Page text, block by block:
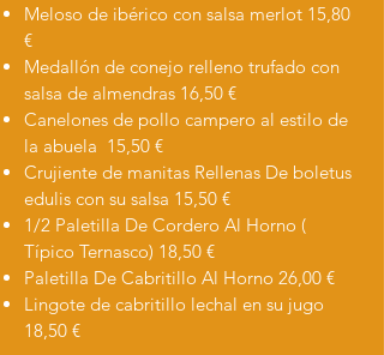
Meloso de ibérico con salsa merlot 15,80
€
Medallón de conejo relleno trufado con
salsa de almendras 16,50 €
Canelones de pollo campero al estilo de
la abuela 15,50 €
Crujiente de manitas Rellenas De boletus
edulis con su salsa 15,50 €
1/2 Paletilla De Cordero Al Horno (
Típico Ternasco) 18,50 €
Paletilla De Cabritillo Al Horno 26,00 €
Lingote de cabritillo lechal en su jugo
18,50 €